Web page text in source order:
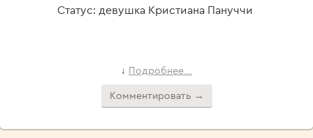
Статус: девушка Кристиана Пануччи
↓ Подробнее...
Комментировать →